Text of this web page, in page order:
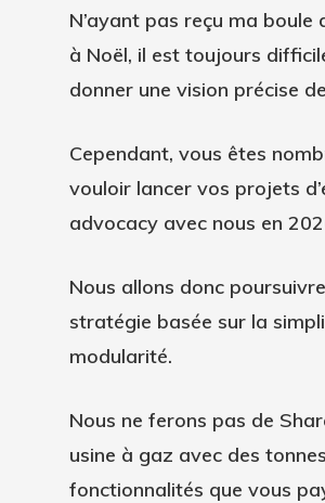
N’ayant pas reçu ma boule
à Noël, il est toujours
donner une vision précise
Cependant, vous êtes
vouloir lancer vos projets
advocacy avec nous en
Nous allons donc
stratégie basée sur la
modularité.
Nous ne ferons pas de
usine à gaz avec des
fonctionnalités que vous